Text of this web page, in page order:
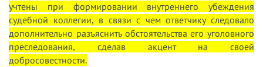
учтены при формировании внутреннего убеждения
судебной коллегии, в связи с чем ответчику следовало
дополнительно разъяснить обстоятельства его уголовного
преследования, сделав акцент на своей
добросовестности.